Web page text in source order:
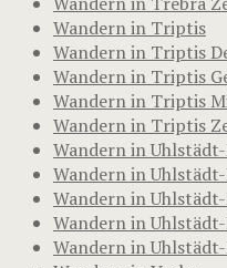
Wandern in Triptis
Wandern in Triptis
Wandern in Triptis
Wandern in Triptis
Wandern in Triptis
Wandern in
Wandern in
Wandern in
Wandern in
Wandern in